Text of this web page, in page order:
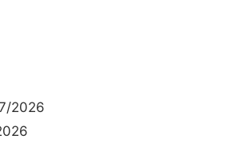
2026